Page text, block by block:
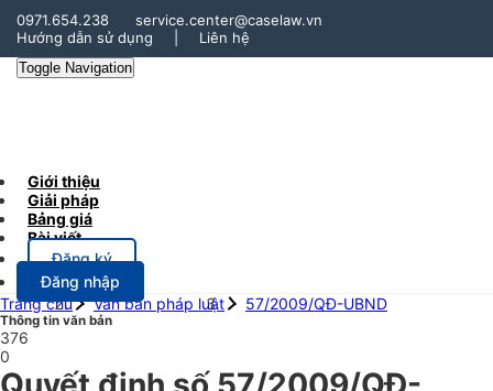
0971.654.238
service.center@caselaw.vn
Hướng dẫn sử dụng
Liên hệ
Toggle Navigation
Giới thiệu
Giải pháp
Bảng giá
Bài viết
Đăng ký
Đăng nhập
Trang chủ
Văn bản pháp luật 57/2009/QĐ-UBND
Thông tin văn bản
376
0